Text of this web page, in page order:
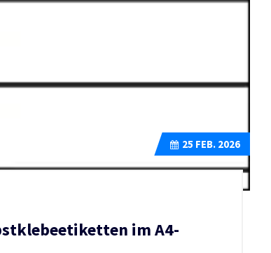
25 FEB. 2026
im A4-